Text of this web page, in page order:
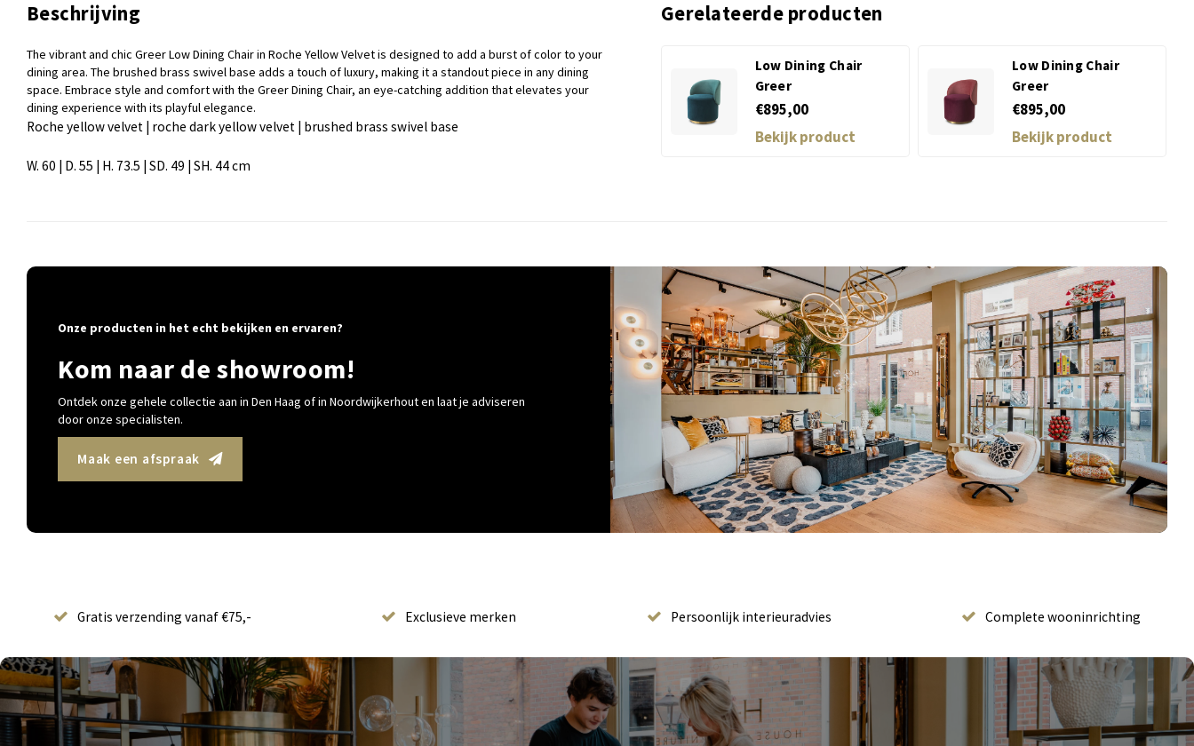
Beschrijving
The vibrant and chic Greer Low Dining Chair in Roche Yellow Velvet is designed to add a burst of color to your
dining area. The brushed brass swivel base adds a touch of luxury, making it a standout piece in any dining
space. Embrace style and comfort with the Greer Dining Chair, an eye-catching addition that elevates your
dining experience with its playful elegance.
Roche yellow velvet | roche dark yellow velvet | brushed brass swivel base
W. 60 | D. 55 | H. 73.5 | SD. 49 | SH. 44 cm
Gerelateerde producten
Low Dining Chair
Greer
€895,00
Bekijk product
Low Dining Chair
Greer
€895,00
Bekijk product
Onze producten in het echt bekijken en ervaren?
Kom naar de showroom!
Ontdek onze gehele collectie aan in Den Haag of in Noordwijkerhout en laat je adviseren
door onze specialisten.
Maak een afspraak
Gratis verzending vanaf €75,- Exclusieve merken Persoonlijk interieuradvies Complete wooninrichting